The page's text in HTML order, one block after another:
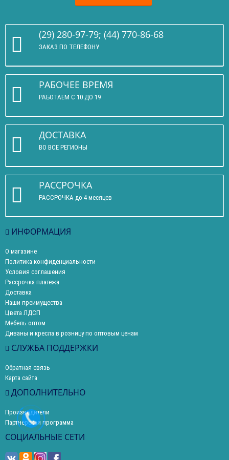
(29) 280-97-79; (44) 770-86-68
ЗАКАЗ ПО ТЕЛЕФОНУ
РАБОЧЕЕ ВРЕМЯ
РАБОТАЕМ С 10 ДО 19
ДОСТАВКА
ВО ВСЕ РЕГИОНЫ
РАССРОЧКА
РАССРОЧКА до 4 месяцев
ИНФОРМАЦИЯ
О магазине
Политика конфиденциальности
Условия соглашения
Рассрочка платежа
Доставка
Наши преимущества
Цвета ЛДСП
Мебель оптом
Диваны и кресла в розницу по оптовым ценам
СЛУЖБА ПОДДЕРЖКИ
Обратная связь
Карта сайта
ДОПОЛНИТЕЛЬНО
Производители
Партнерская программа
СОЦИАЛЬНЫЕ СЕТИ